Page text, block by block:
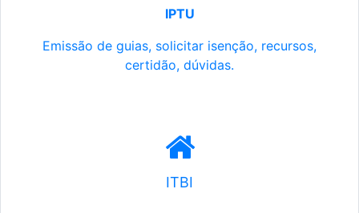
IPTU
Emissão de guias, solicitar isenção, recursos,
certidão, dúvidas.
ITBI